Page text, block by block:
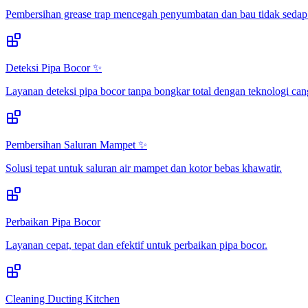
Pembersihan grease trap mencegah penyumbatan dan bau tidak
Deteksi Pipa Bocor ✨
Layanan deteksi pipa bocor tanpa bongkar total dengan teknologi
Pembersihan Saluran Mampet ✨
Solusi tepat untuk saluran air mampet dan kotor bebas khawatir.
Perbaikan Pipa Bocor
Layanan cepat, tepat dan efektif untuk perbaikan pipa bocor.
Cleaning Ducting Kitchen